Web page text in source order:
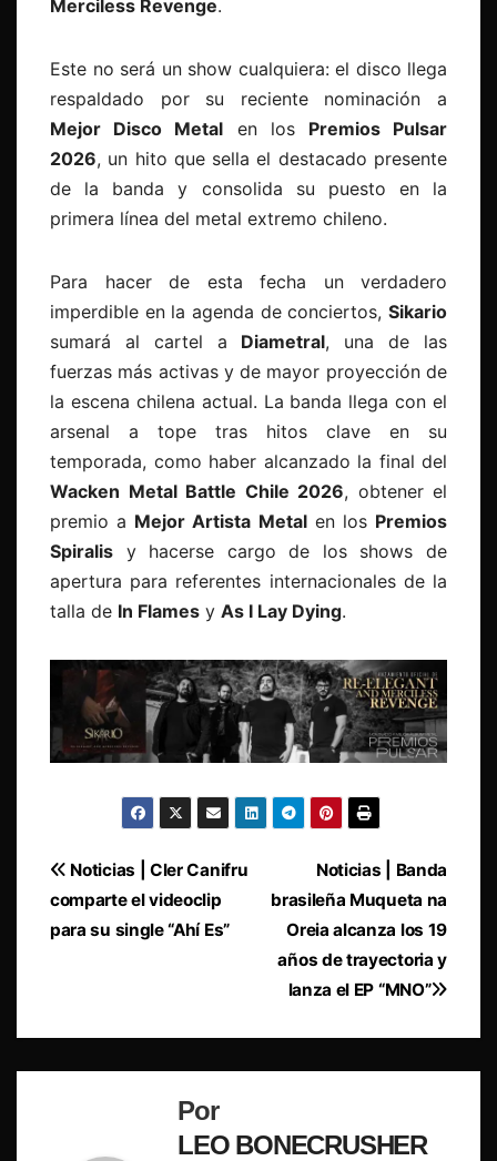
Merciless Revenge.
Este no será un show cualquiera: el disco llega
respaldado por su reciente nominación a
Mejor Disco Metal en los Premios Pulsar
2026, un hito que sella el destacado presente
de la banda y consolida su puesto en la
primera línea del metal extremo chileno.
Para hacer de esta fecha un verdadero
imperdible en la agenda de conciertos, Sikario
sumará al cartel a Diametral, una de las
fuerzas más activas y de mayor proyección de
la escena chilena actual. La banda llega con el
arsenal a tope tras hitos clave en su
temporada, como haber alcanzado la final del
Wacken Metal Battle Chile 2026, obtener el
premio a Mejor Artista Metalen los Premios
Spiralis y hacerse cargo de los shows de
apertura para referentes internacionales de la
talla de In Flames y As I Lay Dying.
Navegación
de
Noticias | Banda
brasileña Muqueta na
Oreia alcanza los 19
años de trayectoria y
lanza el EP “MNO”
Noticias | Cler Canifru
comparte el videoclip
para su single “Ahí Es”
Por
LEO BONECRUSHER